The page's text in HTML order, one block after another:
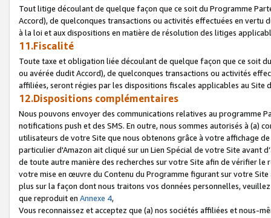
Tout litige découlant de quelque façon que ce soit du Programme
Accord), de quelconques transactions ou activités effectuées en vertu
à la loi et aux dispositions en matière de résolution des litiges
11.Fiscalité
Toute taxe et obligation liée découlant de quelque façon que ce soit
ou avérée dudit Accord), de quelconques transactions ou activités
affiliées, seront régies par les dispositions fiscales applicables au Site
12.Dispositions complémentaires
Nous pouvons envoyer des communications relatives au programme
notifications push et des SMS. En outre, nous sommes autorisés à
utilisateurs de votre Site que nous obtenons grâce à votre affichage
particulier d'Amazon ait cliqué sur un Lien Spécial de votre Site avant
de toute autre manière des recherches sur votre Site afin de vérifier
votre mise en œuvre du Contenu du Programme figurant sur votre
plus sur la façon dont nous traitons vos données personnelles,
que reproduit en Annexe 4,
Vous reconnaissez et acceptez que (a) nos sociétés affiliées et nous-